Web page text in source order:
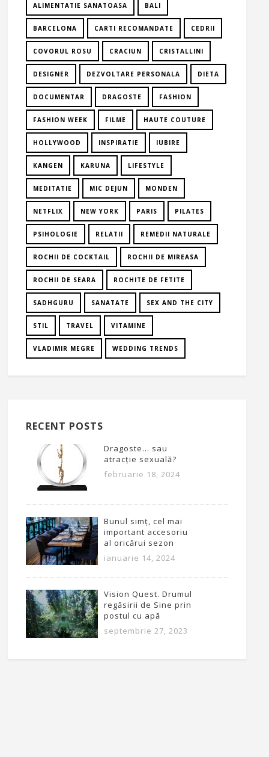
ALIMENTATIE SANATOASA BALI
BARCELONA CARTI RECOMANDATE CEDRII
COVORUL ROSU CRACIUN CRISTALLINI
DESIGNER DEZVOLTARE PERSONALA DIETA
DOCUMENTAR DRAGOSTE FASHION
FASHION WEEK FILME HAUTE COUTURE
HOLLYWOOD INSPIRATIE IUBIRE
KANGEN KARUNA LIFESTYLE
MEDITATIE MIC DEJUN MONDEN
NETFLIX NEW YORK PARIS PILATES
PSIHOLOGIE RELATII REMEDII NATURALE
ROCHII DE COCKTAIL ROCHII DE MIREASA
ROCHII DE SEARA ROCHITE DE FETITE
SADHGURU SANATATE SEX AND THE CITY
STIL TRAVEL VITAMINE
VLADIMIR MEGRE WEDDING TRENDS
RECENT POSTS
Dragoste… sau
atracție sexuală?
februarie 18, 2024
Bunul simț, cel mai
important accesoriu
al oricărui sezon
ianuarie 14, 2024
Vision Quest. Drumul
regăsirii de Sine prin
postul cu apă
septembrie 27, 2023